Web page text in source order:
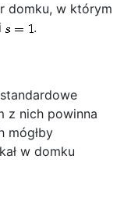
domku, w którym
.
z nich powinna
mógłby
w domku